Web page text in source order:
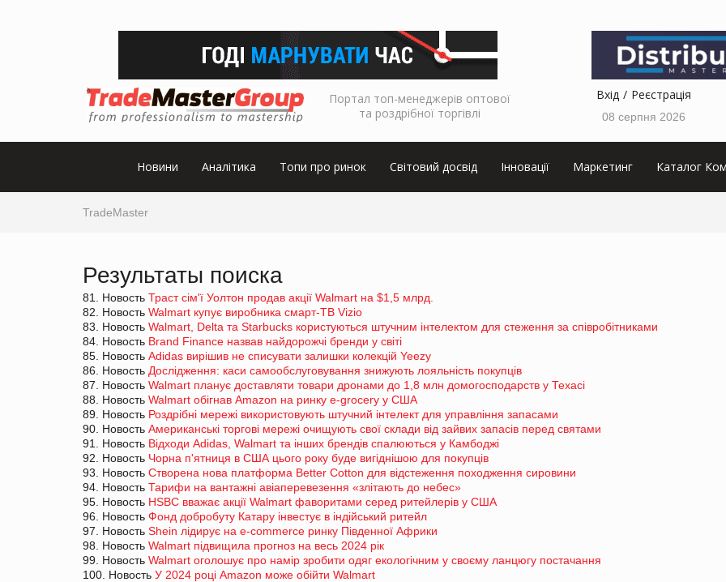
Портал топ-менеджерів оптової
та роздрібної торгівлі
Вхід Реєстрація
08 серпня 2026
Новини Аналітика Топи про ринок Світовий досвід Інновації Маркетинг Каталог
TradeMaster
Результаты поиска
81. Новость Траст сім'ї Уолтон продав акції Walmart на $1,5 млрд.
82. Новость Walmart купує виробника смарт-ТВ Vizio
83. Новость Walmart, Delta та Starbucks користуються штучним інтелектом для стеження за співробітниками
84. Новость Brand Finance назвав найдорожчі бренди у світі
85. Новость Adidas вирішив не списувати залишки колекцій Yeezy
86. Новость Дослідження: каси самообслуговування знижують лояльність покупців
87. Новость Walmart планує доставляти товари дронами до 1,8 млн домогосподарств у Техасі
88. Новость Walmart обігнав Amazon на ринку e-grocery у США
89. Новость Роздрібні мережі використовують штучний інтелект для управління запасами
90. Новость Американські торгові мережі очищують свої склади від зайвих запасів перед святами
91. Новость Відходи Adidas, Walmart та інших брендів спалюються у Камбоджі
92. Новость Чорна п'ятниця в США цього року буде вигіднішою для покупців
93. Новость Створена нова платформа Better Cotton для відстеження походження сировини
94. Новость Тарифи на вантажні авіаперевезення «злітають до небес»
95. Новость HSBC вважає акції Walmart фаворитами серед ритейлерів у США
96. Новость Фонд добробуту Катару інвестує в індійський ритейл
97. Новость Shein лідирує на e-commerce ринку Південної Африки
98. Новость Walmart підвищила прогноз на весь 2024 рік
99. Новость Walmart оголошує про намір зробити одяг екологічним у своєму ланцюгу постачання
100. Новость У 2024 році Amazon може обійти Walmart